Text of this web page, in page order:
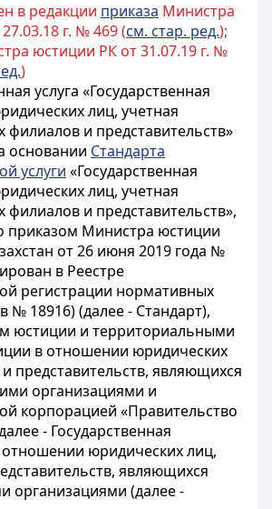
в редакции приказа Министра
г. № 469 (см. стар. ред.);
юстиции РК от 31.07.19 г. №
)
услуга «Государственная
лиц, учетная
филиалов и представительств»
основании Стандарта
услуги «Государственная
лиц, учетная
филиалов и представительств»,
приказом Министра юстиции
от 26 июня 2019 года №
в Реестре
регистрации нормативных
№ 18916) (далее - Стандарт),
юстиции и территориальными
в отношении юридических
представительств, являющихся
организациями и
корпорацией «Правительство
- Государственная
юридических лиц,
являющихся
организациями (далее -